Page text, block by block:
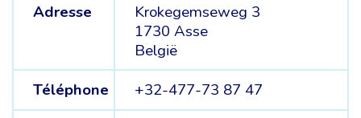
Adresse
Krokegemseweg 3
1730 Asse
België
Téléphone
+32-477-73 87 47